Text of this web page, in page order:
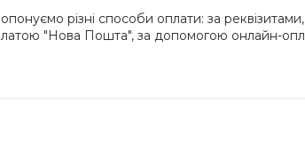
різні способи оплати: за реквізитами,
"Нова Пошта", за допомогою онлайн-